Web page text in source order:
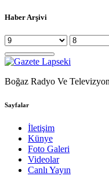
Haber Arşivi
Boğaz Radyo Ve
Sayfalar
İletişim
Künye
Foto Galeri
Videolar
Canlı Yayın